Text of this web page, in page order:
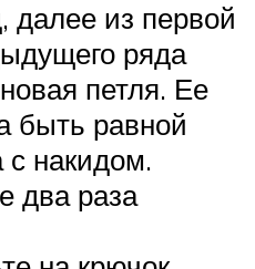
далее из первой
ряда
петля. Ее
быть равной
с накидом.
два раза